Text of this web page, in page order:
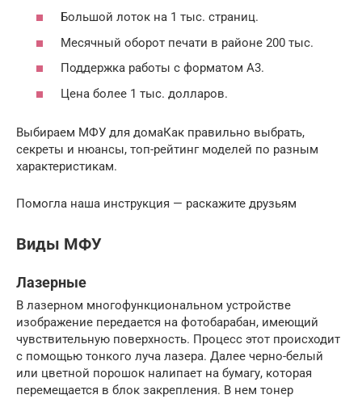
Большой лоток на 1 тыс. страниц.
Месячный оборот печати в районе 200 тыс.
Поддержка работы с форматом А3.
Цена более 1 тыс. долларов.
Выбираем МФУ для домаКак правильно выбрать,
секреты и нюансы, топ-рейтинг моделей по разным
характеристикам.
Помогла наша инструкция — раскажите друзьям
Виды МФУ
Лазерные
В лазерном многофункциональном устройстве
изображение передается на фотобарабан, имеющий
чувствительную поверхность. Процесс этот происходит
с помощью тонкого луча лазера. Далее черно-белый
или цветной порошок налипает на бумагу, которая
перемещается в блок закрепления. В нем тонер